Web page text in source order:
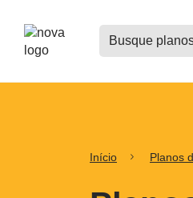
Buscar
planos
aula,
mais
Início Planos